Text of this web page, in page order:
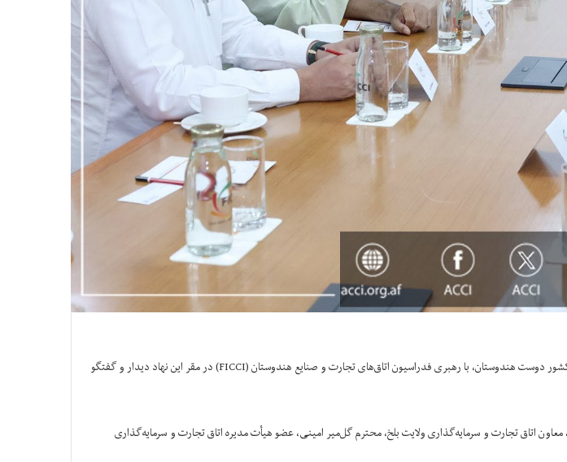
محترم سید کریم هاشمی، رئیس عمومی اتاق تجارت و سرمایه‌گذاری افغانستان، در جریان سفر رسمی خویش به کشور دوست هندوستان، با رهبری فدراسیون اتاق‌های تجارت و صنایع هندوستان (FICCI) در مقر این نهاد دیدار و گفتگو
اتاق تجارت و سرمایه‌گذاری ولایت بلخ، محترم گل‌میر امینی، عضو هیأت مدیره اتاق تجارت و سرمایه‌گذاری